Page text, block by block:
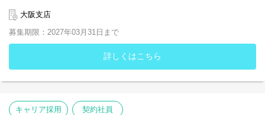
進めます
大規模建築物の図面作成の経験をお持ちの方歓迎
大阪支店
募集期限：2027年03月31日まで
詳しくはこちら
キャリア採用 契約社員